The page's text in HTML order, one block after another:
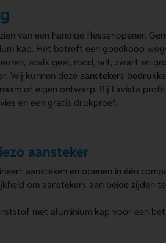
van een handige flessenopener.
kap. Het betreft een goedkoop
zoals geel, rood, wit, zwart en
Wij kunnen deze aanstekers
of eigen ontwerp. Bij Lavista
en een gratis drukproef.
aansteker
aansteken en openen in één
om aanstekers aan beide zijden
met aluminium kap voor een